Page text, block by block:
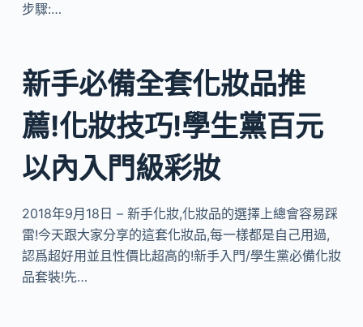
步驟:…
新手必備全套化妝品推
薦!化妝技巧!學生黨百元
以內入門級彩妝
2018年9月18日 – 新手化妝,化妝品的選擇上總會容易踩
雷!今天跟大家分享的這套化妝品,每一樣都是自己用過,
認爲超好用並且性價比超高的!新手入門/學生黨必備化妝
品套裝!先…